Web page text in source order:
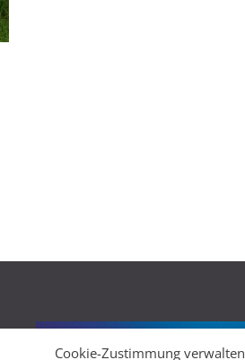
Cookie-Zustimmung verwalten